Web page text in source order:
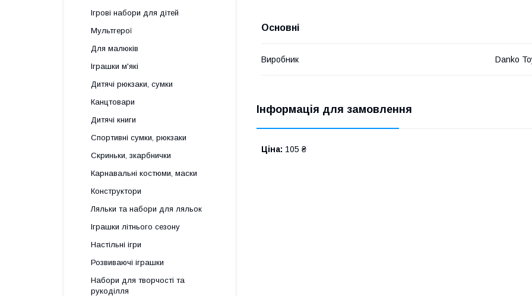
Основні
Виробник Danko
Інформація для замовлення
Ціна: 105 ₴
Ігрові набори для дітей
Мультгерої
Для малюків
Іграшки м'які
Дитячі рюкзаки, сумки
Канцтовари
Дитячі книги
Спортивні сумки, рюкзаки
Скриньки, зкарбнички
Карнавальні костюми, маски
Конструктори
Ляльки та набори для ляльок
Іграшки літнього сезону
Настільні ігри
Розвиваючі іграшки
Набори для творчості та
рукоділля